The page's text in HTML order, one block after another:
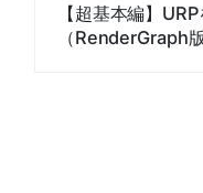
【超基本編】
（RenderGraph版